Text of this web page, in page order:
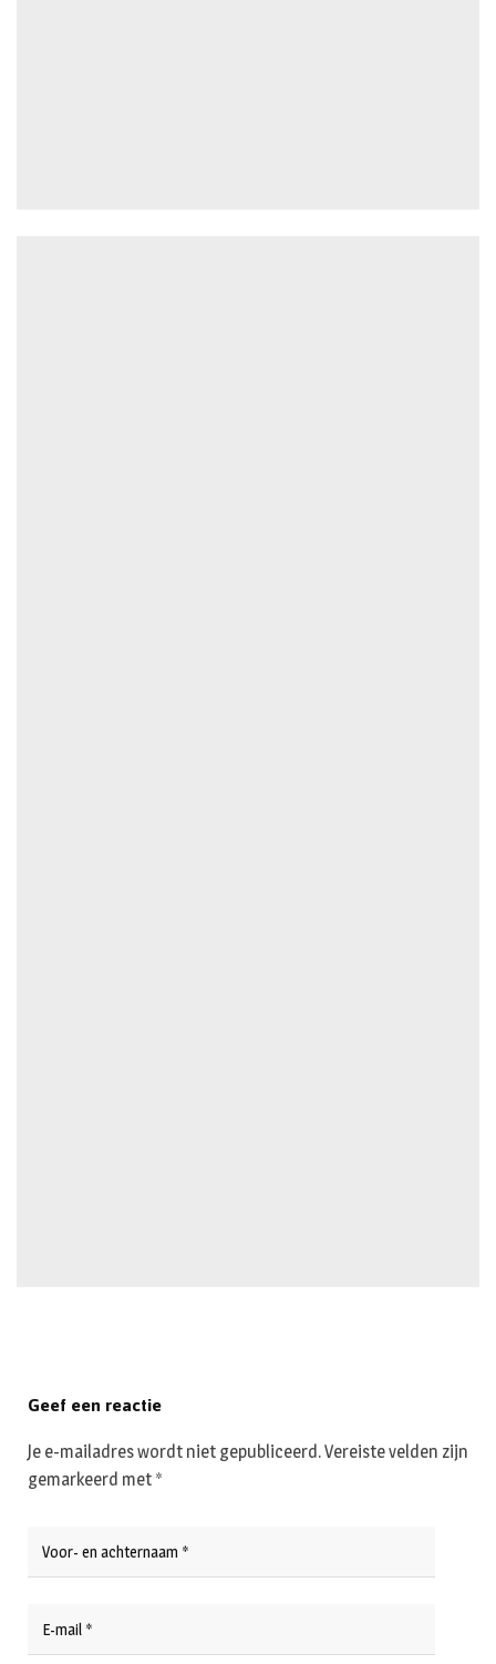
Geef een reactie
Je e-mailadres wordt niet gepubliceerd.Vereiste velden zijn
gemarkeerd met *